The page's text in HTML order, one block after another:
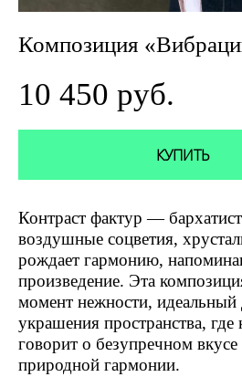
Композиция
10 450 pуб.
КУПИТЬ
Контраст фактур —
воздушные соцветия,
рождает гармонию,
произведение. Эта
момент нежности, идеальный
украшения пространства, где
говорит о безупречном
природной гармонии.